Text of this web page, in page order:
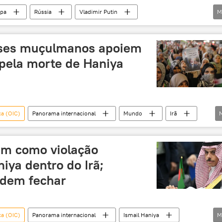
Rússia
Vladimir Putin
Brasil Cáucaso
BRICS
podcast
muçulmanos apoiem
morte de Haniya
(OIC) Panorama internacional Mundo
Irã
Hamas Oriente Médio e África
bombardeio
como violação
dentro do Irã;
fechar
(OIC) Panorama internacional
Ismail Haniya